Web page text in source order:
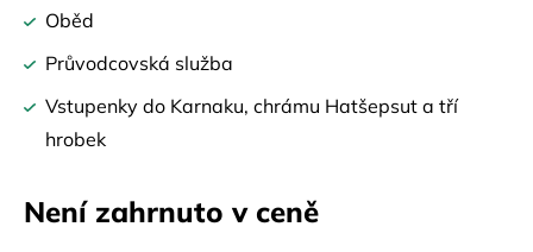
Oběd
Průvodcovská služba
Vstupenky do Karnaku, chrámu Hatšepsut a tří
hrobek
Není zahrnuto v ceně